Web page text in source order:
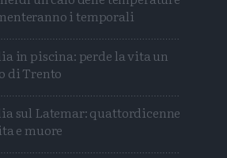
i temporali
in piscina: perde la vita un
di Trento
sul Latemar: quattordicenne
e muore